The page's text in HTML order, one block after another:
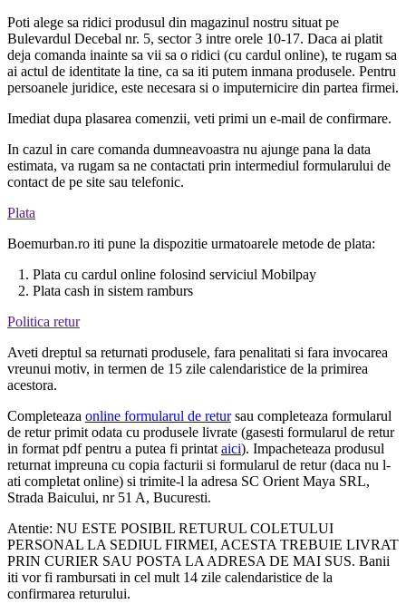
Poti alege sa ridici produsul din magazinul nostru situat pe
Bulevardul Decebal nr. 5, sector 3 intre orele 10-17. Daca ai platit
deja comanda inainte sa vii sa o ridici (cu cardul online), te rugam sa
ai actul de identitate la tine, ca sa iti putem inmana produsele. Pentru
persoanele juridice, este necesara si o imputernicire din partea firmei.
Imediat dupa plasarea comenzii, veti primi un e-mail de confirmare.
In cazul in care comanda dumneavoastra nu ajunge pana la data
estimata, va rugam sa ne contactati prin intermediul formularului de
contact de pe site sau telefonic.
Plata
Boemurban.ro iti pune la dispozitie urmatoarele metode de plata:
1. Plata cu cardul online folosind serviciul Mobilpay
2. Plata cash in sistem ramburs
Politica retur
Aveti dreptul sa returnati produsele, fara penalitati si fara invocarea
vreunui motiv, in termen de 15 zile calendaristice de la primirea
acestora.
Completeaza online formularul de retursau completeaza formularul
de retur primit odata cu produsele livrate (gasesti formularul de retur
in format pdf pentru a putea fi printat aici). Impacheteaza produsul
returnat impreuna cu copia facturii si formularul de retur (daca nu l-
ati completat online) si trimite-l la adresa SC Orient Maya SRL,
Strada Baicului, nr 51 A, Bucuresti.
Atentie: NU ESTE POSIBIL RETURUL COLETULUI
PERSONAL LA SEDIUL FIRMEI, ACESTA TREBUIE LIVRAT
PRIN CURIER SAU POSTA LA ADRESA DE MAI SUS. Banii
iti vor fi rambursati in cel mult 14 zile calendaristice de la
confirmarea returului.